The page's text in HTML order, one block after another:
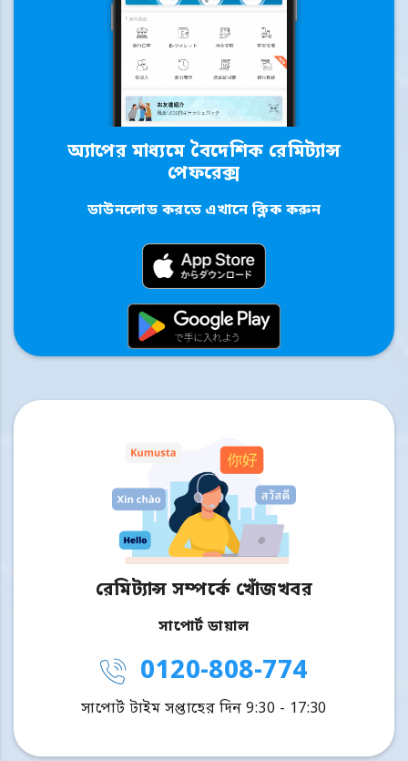
অ্যাপের মাধ্যমে বৈদেশিক রেমিট্যান্স
পেফরেক্স
ডাউনলোড করতে এখানে ক্লিক করুন
রেমিট্যান্স সম্পর্কে খোঁজখবর
সাপোর্ট ডায়াল
0120-808-774
সাপোর্ট টাইম সপ্তাহের দিন 9:30 - 17:30